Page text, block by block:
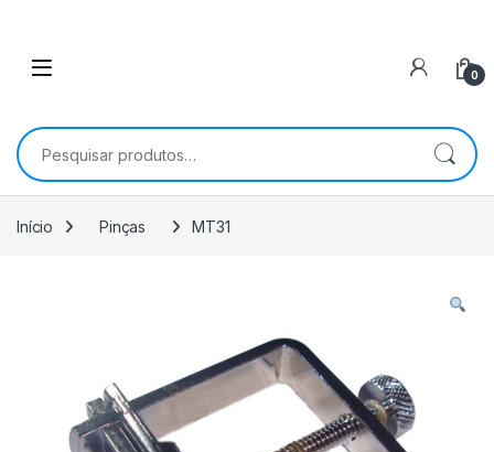
0
Pesquisar por:
Início Pinças MT31